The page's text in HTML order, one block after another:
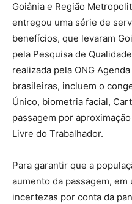
Goiânia e Região
entregou uma série de
benefícios, que levaram
pela Pesquisa de
realizada pela ONG
brasileiras, incluem o
Único, biometria facial,
passagem por
Livre do Trabalhador.
Para garantir que a
aumento da passagem,
incertezas por conta da